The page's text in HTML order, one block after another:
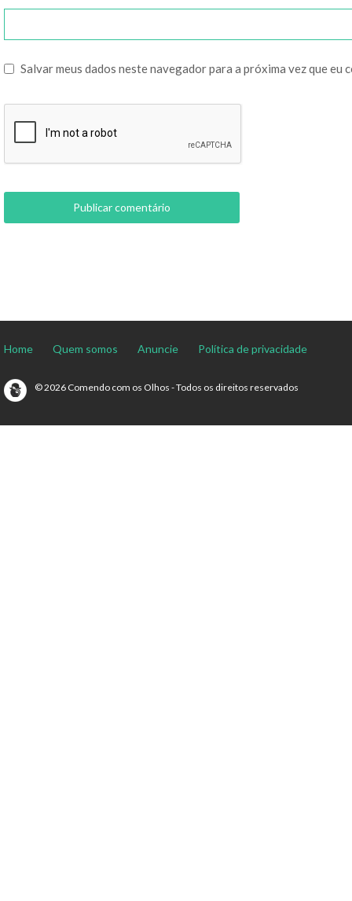
Salvar meus dados neste navegador para a próxima vez que eu
Home Quem somos Anuncie Política de privacidade
© 2026 Comendo com os Olhos - Todos os direitos reservados